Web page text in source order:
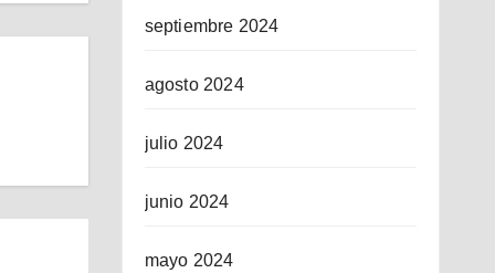
septiembre 2024
agosto 2024
julio 2024
junio 2024
mayo 2024